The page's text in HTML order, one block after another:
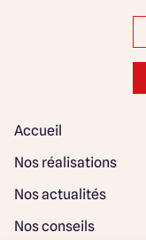
Accueil
Nos réalisations
Nos actualités
Nos conseils